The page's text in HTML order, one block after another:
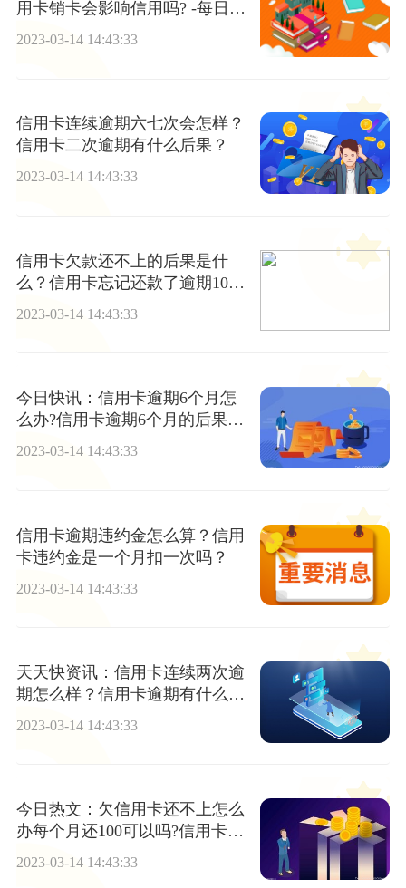
用卡销卡会影响信用吗? -每日热
闻
2023-03-14 14:43:33
信用卡连续逾期六七次会怎样？
信用卡二次逾期有什么后果？
2023-03-14 14:43:33
信用卡欠款还不上的后果是什
么？信用卡忘记还款了逾期10天
2023-03-14 14:43:33
今日快讯：信用卡逾期6个月怎
么办?信用卡逾期6个月的后果是
什么？
2023-03-14 14:43:33
信用卡逾期违约金怎么算？信用
卡违约金是一个月扣一次吗？
2023-03-14 14:43:33
天天快资讯：信用卡连续两次逾
期怎么样？信用卡逾期有什么后
2023-03-14 14:43:33
今日热文：欠信用卡还不上怎么
办每个月还100可以吗?信用卡逾
期停卡可以慢慢还吗?
2023-03-14 14:43:33